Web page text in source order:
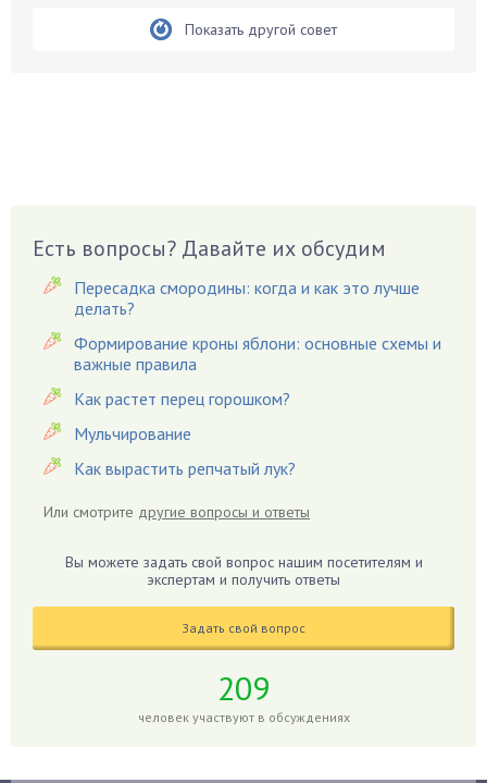
Вишня
Вредители
Гардения
Гацания
Гвоздики
Георгины
Герань
Гиацинт
Гиппеаструм
Годжи
Голубика
Показать другой совет
Есть вопросы? Давайте их обсудим
Пересадка смородины: когда и как это лучше
делать?
Формирование кроны яблони: основные схемы и
важные правила
Как растет перец горошком?
Мульчирование
Как вырастить репчатый лук?
Или смотрите другие вопросы и ответы
Вы можете задать свой вопрос нашим посетителям и
экспертам и получить ответы
Задать свой вопрос
209
человек участвуют в обсуждениях